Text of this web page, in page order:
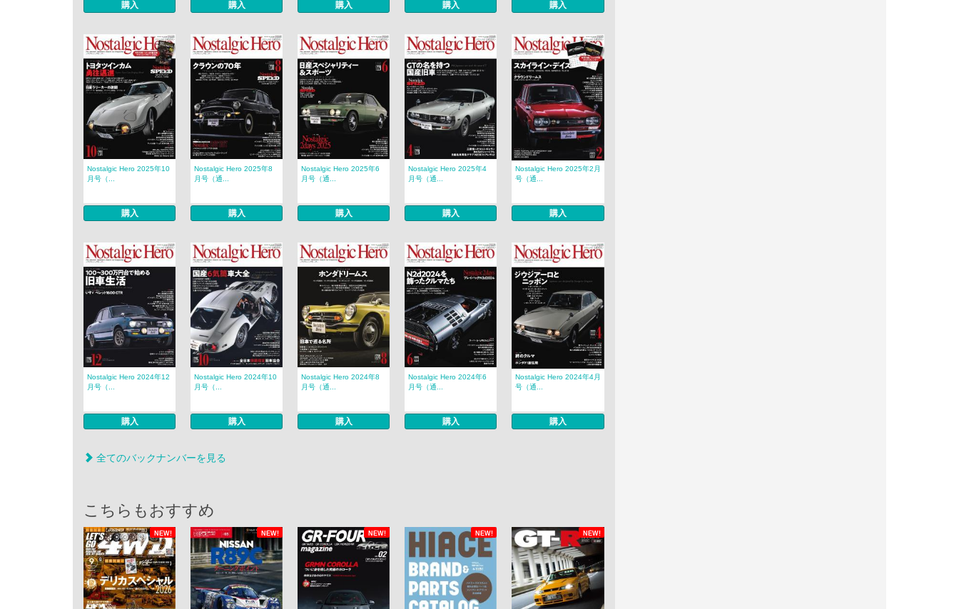
購入 購入 購入 購入 購入
Nostalgic Hero 2025年10
月号（...
購入
Nostalgic Hero 2025年8
月号（通...
購入
Nostalgic Hero 2025年6
月号（通...
購入
Nostalgic Hero 2025年4
月号（通...
購入
Nostalgic Hero 2025年2月
号（通...
購入
Nostalgic Hero 2024年12
月号（...
購入
Nostalgic Hero 2024年10
月号（...
購入
Nostalgic Hero 2024年8
月号（通...
購入
Nostalgic Hero 2024年6
月号（通...
購入
Nostalgic Hero 2024年4月
号（通...
購入
全てのバックナンバーを見る
こちらもおすすめ
NEW! NEW! NEW! NEW! NEW!